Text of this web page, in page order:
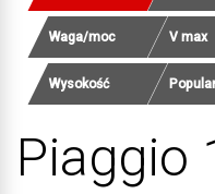
Waga/moc V max
Wysokość
Piaggio